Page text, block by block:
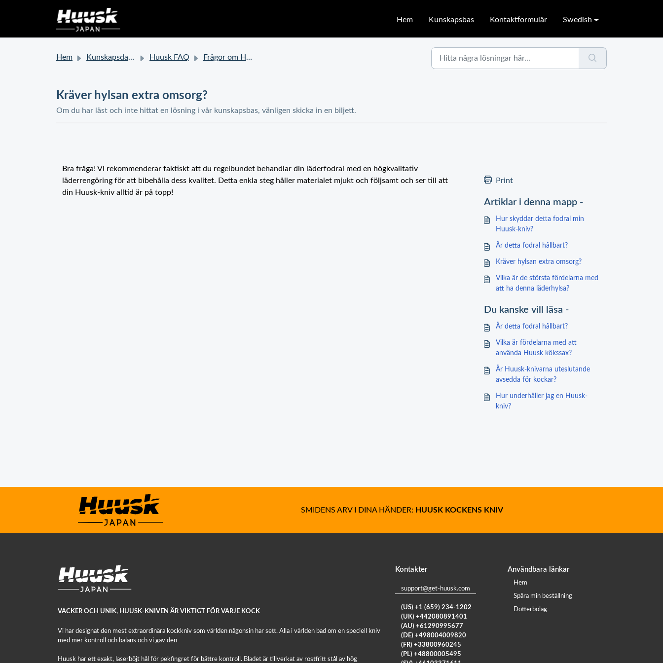
Hem Kunskapsbas Kontaktformulär Swedish
Hem Kunskapsdatabas Huusk FAQ Frågor om Huusk läderskida
Kräver hylsan extra omsorg?
Om du har läst och inte hittat en lösning i vår kunskapsbas, vänligen skicka in en biljett.
Bra fråga! Vi rekommenderar faktiskt att du regelbundet behandlar din läderfodral med en högkvalitativ
läderrengöring för att bibehålla dess kvalitet. Detta enkla steg håller materialet mjukt och följsamt och ser till att
din Huusk-kniv alltid är på topp!
Print
Artiklar i denna mapp -
Hur skyddar detta fodral min
Huusk-kniv?
Är detta fodral hållbart?
Kräver hylsan extra omsorg?
Vilka är de största fördelarna med
att ha denna läderhylsa?
Du kanske vill läsa -
Är detta fodral hållbart?
Vilka är fördelarna med att
använda Huusk kökssax?
Är Huusk-knivarna uteslutande
avsedda för kockar?
Hur underhåller jag en Huusk-
kniv?
SMIDENS ARV I DINA HÄNDER: HUUSK KOCKENS KNIV
VACKER OCH UNIK, HUUSK-KNIVEN ÄR VIKTIGT FÖR VARJE KOCK
Vi har designat den mest extraordinära kockkniv som världen någonsin har sett. Alla i världen bad om en speciell kniv
med mer kontroll och balans och vi gav den
Huusk har ett exakt, laserböjt hål för pekfingret för bättre kontroll. Bladet är tillverkat av rostfritt stål av hög
Kontakter
support@get-huusk.com
(US) +1 (659) 234-1202
(UK) +442080891401
(AU) +61290995677
(DE) +498004009820
(FR) +33800960245
(PL) +48800005495
Användbara länkar
Hem
Spåra min beställning
Dotterbolag